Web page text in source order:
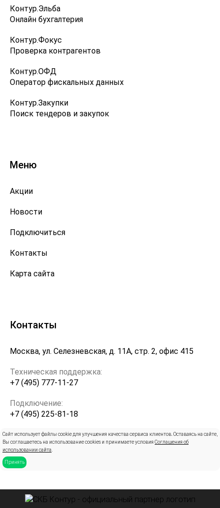
Контур.Эльба
Онлайн бухгалтерия
Контур.Фокус
Проверка контрагентов
Контур.ОФД
Оператор фискальных данных
Контур.Закупки
Поиск тендеров и закупок
Меню
Акции
Новости
Подключиться
Контакты
Карта сайта
Контакты
Москва, ул. Селезневская, д. 11А, стр. 2, офис 415
Техническая поддержка:
+7 (495) 777-11-27
Подключение:
+7 (495) 225-81-18
info@pro-kontur.ru
Сайт использует файлы cookie для улучшения качества сервиса клиентов. Оставаясь на сайте,
Вы соглашаетесь на использование cookies и принимаете условия Соглашения об
использовании сайта
Принять